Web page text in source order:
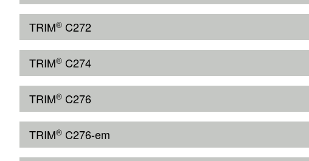
TRIM® C272
TRIM® C274
TRIM® C276
TRIM® C276-em